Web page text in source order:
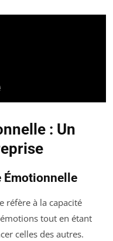
: Un
Émotionnelle
réfère à la capacité
tout en étant
celles des autres.